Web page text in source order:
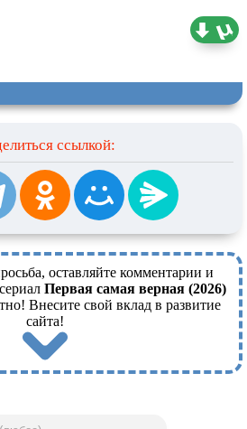
ссылкой:
оставляйте комментарии и
Первая самая верная (2026)
Внесите свой вклад в развитие
сайта!